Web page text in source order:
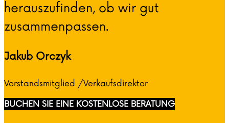
herauszufinden, ob wir gut
zusammenpassen.
Jakub Orczyk
Vorstandsmitglied /Verkaufsdirektor
BUCHEN SIE EINE KOSTENLOSE BERATUNG